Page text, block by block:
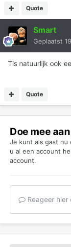
Quote
Smart
Geplaatst
Tis natuurlijk ook
Quote
Doe mee
Je kunt als gast nu
u al een account
account.
Reageer